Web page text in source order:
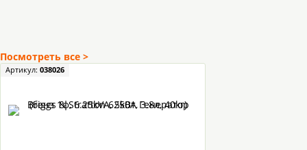
Посмотреть все >
Артикул: 038026